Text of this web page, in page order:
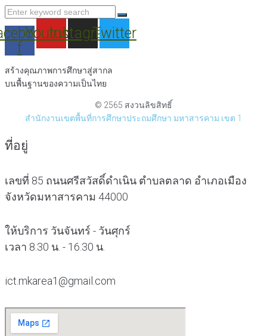
Search
for:
f
Youtube
Instagram
Twitter
สร้างคุณภาพการศึกษาสู่สากล
บนพื้นฐานของความเป็นไทย
© 2565 สงวนลิขสิทธิ์
สำนักงานเขตพื้นที่การศึกษาประถมศึกษา มหาสารคาม เขต 1
ที่อยู่
เลขที่ 85 ถนนศรีสวัสดิ์ดำเนิน ตำบลตลาด อำเภอเมือง
จังหวัดมหาสารคาม 44000
ให้บริการ วันจันทร์ - วันศุกร์
เวลา 8.30 น. - 16.30 น.
ict.mkarea1@gmail.com